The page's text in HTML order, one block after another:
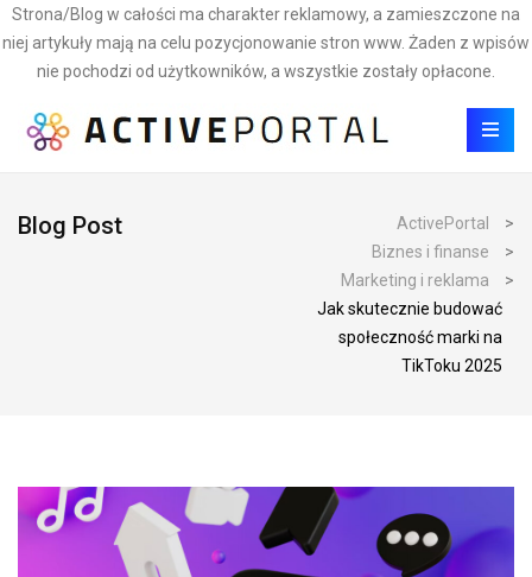
Strona/Blog w całości ma charakter reklamowy, a zamieszczone na
niej artykuły mają na celu pozycjonowanie stron www. Żaden z wpisów
nie pochodzi od użytkowników, a wszystkie zostały opłacone.
Blog Post ActivePortal
>
Biznes i finanse
>
Marketing i reklama
>
Jak skutecznie budować
społeczność marki na
TikToku 2025